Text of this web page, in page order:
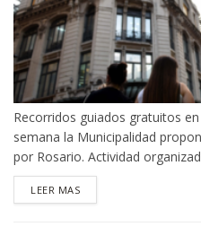
Recorridos guiados gratuitos
semana la Municipalidad
por Rosario. Actividad
LEER MASDETAILS